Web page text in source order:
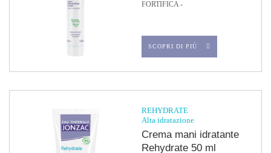
FORTIFICA -
SCOPRI DI PIÙ
REHYDRATE
Alta idratazione
Crema mani idratante
Rehydrate 50 ml